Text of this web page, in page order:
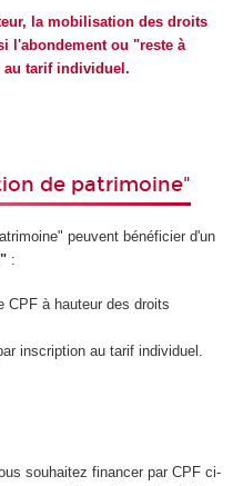
la mobilisation des droits
l'abondement ou "reste à
au tarif individuel.
de patrimoine"
peuvent bénéficier d'un
:
CPF à hauteur des droits
inscription au tarif individuel.
souhaitez financer par CPF ci-